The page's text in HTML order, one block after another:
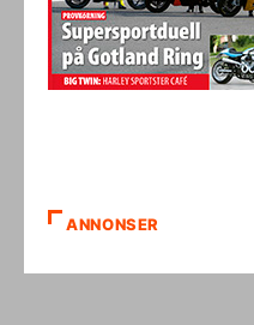
ANNONSER